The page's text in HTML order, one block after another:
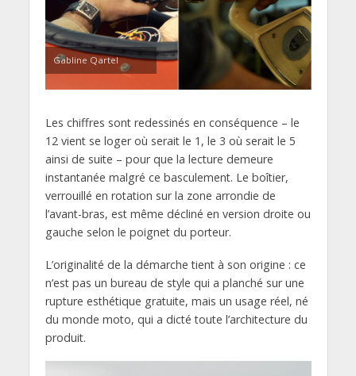
Gabline Qartel
Les chiffres sont redessinés en conséquence – le
12 vient se loger où serait le 1, le 3 où serait le 5
ainsi de suite – pour que la lecture demeure
instantanée malgré ce basculement. Le boîtier,
verrouillé en rotation sur la zone arrondie de
l’avant-bras, est même décliné en version droite ou
gauche selon le poignet du porteur.
L’originalité de la démarche tient à son origine : ce
n’est pas un bureau de style qui a planché sur une
rupture esthétique gratuite, mais un usage réel, né
du monde moto, qui a dicté toute l’architecture du
produit.